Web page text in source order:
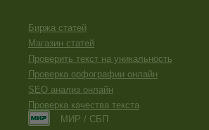
Биржа статей
Магазин статей
Проверить текст на уникальность
Проверка орфографии онлайн
SEO анализ онлайн
Проверка качества текста
МИР / СБП